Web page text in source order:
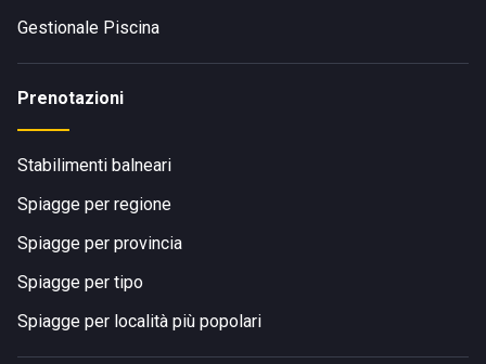
Gestionale Piscina
Prenotazioni
Stabilimenti balneari
Spiagge per regione
Spiagge per provincia
Spiagge per tipo
Spiagge per località più popolari